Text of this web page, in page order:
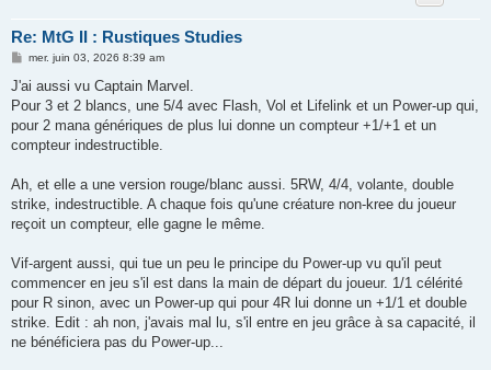
Re: MtG II : Rustiques Studies
M
s
a
g
mer. juin 03, 2026 8:39 am
J'ai aussi vu Captain Marvel.
Pour 3 et 2 blancs, une 5/4 avec Flash, Vol et Lifelink et un Power-up qui,
pour 2 mana génériques de plus lui donne un compteur +1/+1 et un
compteur indestructible.
Ah, et elle a une version rouge/blanc aussi. 5RW, 4/4, volante, double
strike, indestructible. A chaque fois qu'une créature non-kree du joueur
reçoit un compteur, elle gagne le même.
Vif-argent aussi, qui tue un peu le principe du Power-up vu qu'il peut
commencer en jeu s'il est dans la main de départ du joueur. 1/1 célérité
pour R sinon, avec un Power-up qui pour 4R lui donne un +1/1 et double
strike. Edit : ah non, j'avais mal lu, s'il entre en jeu grâce à sa capacité, il
ne bénéficiera pas du Power-up...